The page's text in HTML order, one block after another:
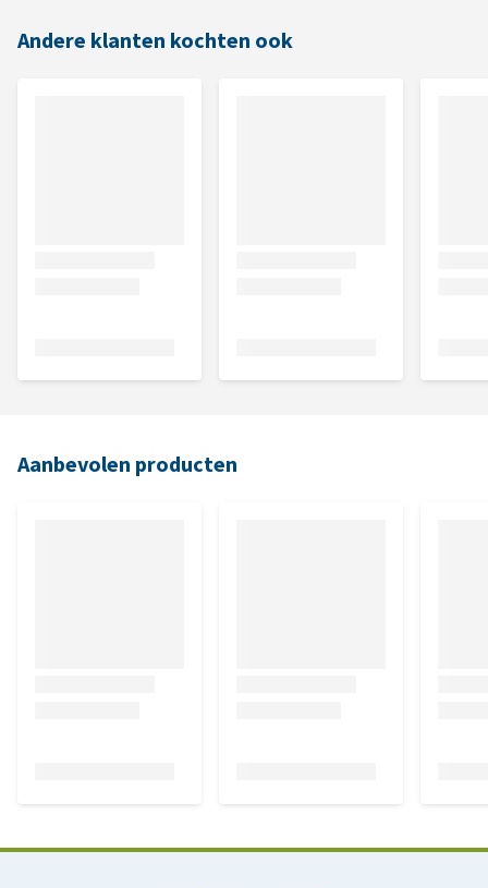
Andere klanten kochten ook
Aanbevolen producten